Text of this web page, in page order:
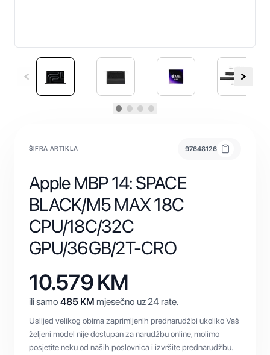
ŠIFRA ARTIKLA 97648126
Apple MBP 14: SPACE
BLACK/M5 MAX 18C
CPU/18C/32C
GPU/36GB/2T-CRO
10.579KM
ili samo 485 KM mjesečno uz 24 rate.
Uslijed velikog obima zaprimljenih prednarudžbi ukoliko Vaš
željeni model nije dostupan za narudžbu online, molimo
posjetite neku od naših poslovnica i izvršite prednarudžbu.